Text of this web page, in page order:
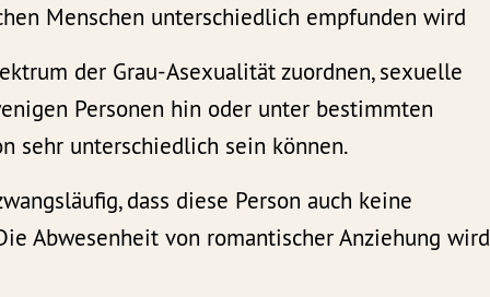
Menschen unterschiedlich empfunden wird
der Grau-Asexualität zuordnen, sexuelle
Personen hin oder unter bestimmten
sehr unterschiedlich sein können.
dass diese Person auch keine
Abwesenheit von romantischer Anziehung wird